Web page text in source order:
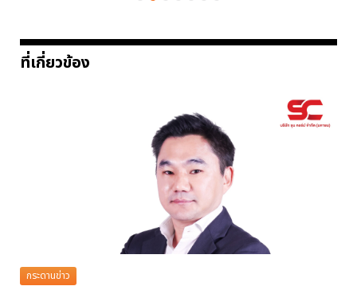
ที่เกี่ยวข้อง
กระดานข่าว